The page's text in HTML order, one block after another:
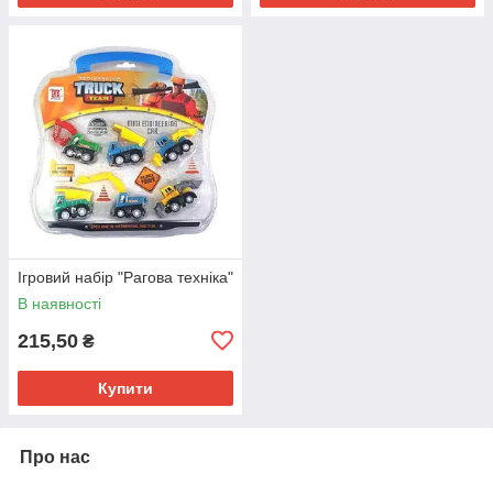
Ігровий набір "Рагова техніка"
В наявності
215,50 ₴
Купити
Про нас